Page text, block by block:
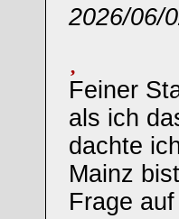
2026/06/
Feiner
als ich
dachte
Mainz
Frage